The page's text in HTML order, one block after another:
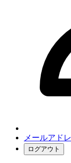
メールアド
ログアウト